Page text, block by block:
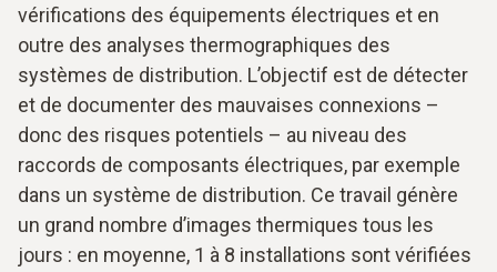
vérifications des équipements électriques et en
outre des analyses thermographiques des
systèmes de distribution. L’objectif est de détecter
et de documenter des mauvaises connexions –
donc des risques potentiels – au niveau des
raccords de composants électriques, par exemple
dans un système de distribution. Ce travail génère
un grand nombre d’images thermiques tous les
jours : en moyenne, 1 à 8 installations sont vérifiées